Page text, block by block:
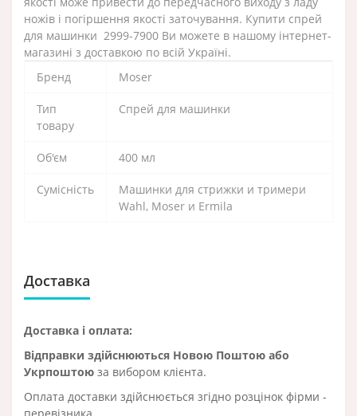
ножів і погіршення якості заточування. Купити спрей
для машинки 2999-7900 Ви можете в нашому інтернет-
магазині з доставкою по всій Україні.
Бренд
Moser
Тип
товару
Спрей для машинки
Об'єм 400 мл
Сумісність
Машинки для стрижки и тримери
Wahl, Moser и Ermila
Доставка
Доставка і оплата:
Відправки здійснюються Новою Поштою або
Укрпоштою за вибором клієнта.
Оплата доставки здійснюється згідно розцінок фірми -
перевізника.